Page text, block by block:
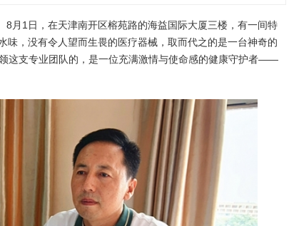
8月1日，在天津南开区榕苑路的海益国际大厦三楼，有一间特
味，没有令人望而生畏的医疗器械，取而代之的是一台神奇的
这支专业团队的，是一位充满激情与使命感的健康守护者——